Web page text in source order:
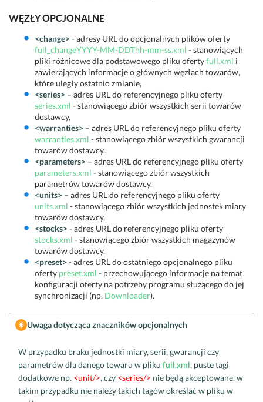
WĘZŁY OPCJONALNE
<change> - adresy URL do opcjonalnych plików oferty
full_changeYYYY-MM-DDThh-mm-ss.xml - stanowiących
pliki różnicowe dla podstawowego pliku ofertyfull.xml i
zawierających informacje o głównych węzłach towarów,
które uległy ostatnio zmianie,
<series> – adres URL do referencyjnego pliku oferty
series.xml - stanowiącego zbiór wszystkich serii towarów
dostawcy,
<warranties> – adres URL do referencyjnego pliku oferty
warranties.xml - stanowiącego zbiór wszystkich gwarancji
towarów dostawcy.,
<parameters> – adres URL do referencyjnego pliku oferty
parameters.xml - stanowiącego zbiór wszystkich
parametrów towarów dostawcy,
<units> – adres URL do referencyjnego pliku oferty
units.xml - stanowiącego zbiór wszystkich jednostek miary
towarów dostawcy,
<stocks> - adres URL do referencyjnego pliku oferty
stocks.xml - stanowiącego zbiór wszystkich magazynów
towarów dostawcy,
<preset> - adres URL do ostatniego opcjonalnego pliku
oferty preset.xml - przechowującego informacje na temat
konfiguracji oferty na potrzeby programu służącego do jej
synchronizacji (np. Downloader).
Uwaga dotycząca znaczników opcjonalnych
W przypadku braku jednostki miary, serii, gwarancji czy
parametrów dla danego towaru w pliku full.xml, puste tagi
dodatkowe np. <unit/>, czy <series/> nie będą akceptowane, w
takim przypadku nie należy takich tagów określać w pliku w